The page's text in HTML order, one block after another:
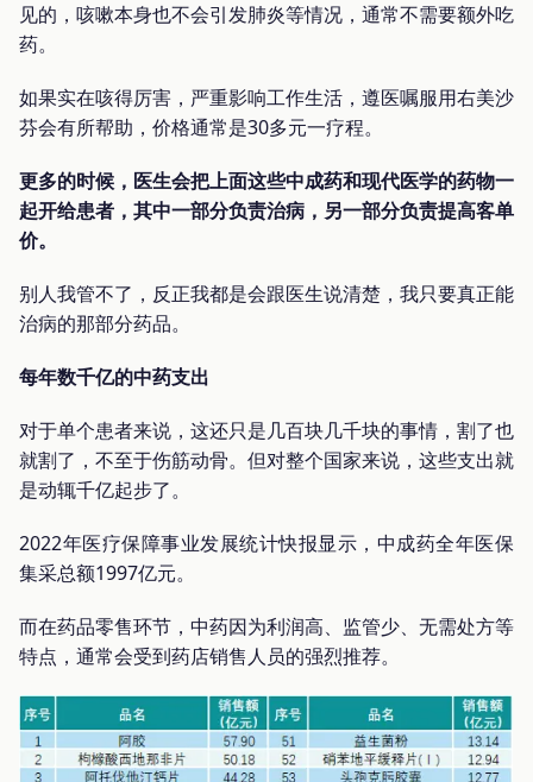
见的，咳嗽本身也不会引发肺炎等情况，通常不需要额外吃
药。
如果实在咳得厉害，严重影响工作生活，遵医嘱服用右美沙
芬会有所帮助，价格通常是30多元一疗程。
更多的时候，医生会把上面这些中成药和现代医学的药物一
起开给患者，其中一部分负责治病，另一部分负责提高客单
价。
别人我管不了，反正我都是会跟医生说清楚，我只要真正能
治病的那部分药品。
每年数千亿的中药支出
对于单个患者来说，这还只是几百块几千块的事情，割了也
就割了，不至于伤筋动骨。但对整个国家来说，这些支出就
是动辄千亿起步了。
2022年医疗保障事业发展统计快报显示，中成药全年医保
集采总额1997亿元。
而在药品零售环节，中药因为利润高、监管少、无需处方等
特点，通常会受到药店销售人员的强烈推荐。